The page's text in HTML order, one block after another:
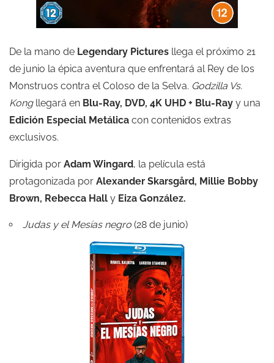
De la mano de Legendary Pictures llega el próximo 21
de junio la épica aventura que enfrentará al Rey de los
Monstruos contra el Coloso de la Selva. Godzilla Vs.
Kongllegará en Blu-Ray, DVD, 4K UHD + Blu-Ray y una
Edición Especial Metálica con contenidos extras
exclusivos.
Dirigida por Adam Wingard, la película está
protagonizada por Alexander Skarsgård, Millie Bobby
Brown, Rebecca Hall y Eiza González.
Judas y el Mesías negro (28 de junio)